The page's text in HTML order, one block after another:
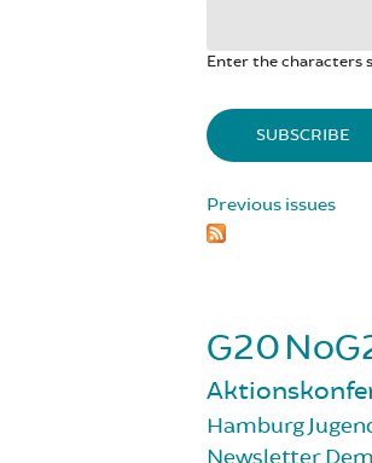
Enter the characters
Previous issues
G20
Hamburg
Newsletter